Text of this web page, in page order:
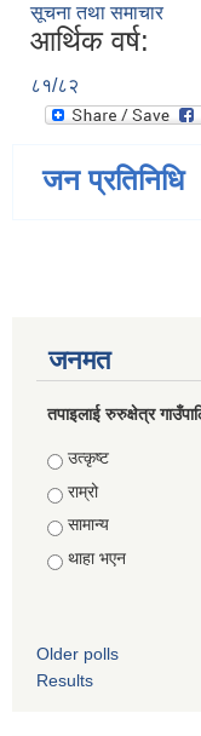
सूचना तथा समाचार
आर्थिक वर्ष:
८१/८२
जन प्रतिनिधि
जनमत
तपाइलाई रुरुक्षेत्र
Choices
उत्कृष्ट
राम्रो
सामान्य
थाहा भएन
Older polls
Results